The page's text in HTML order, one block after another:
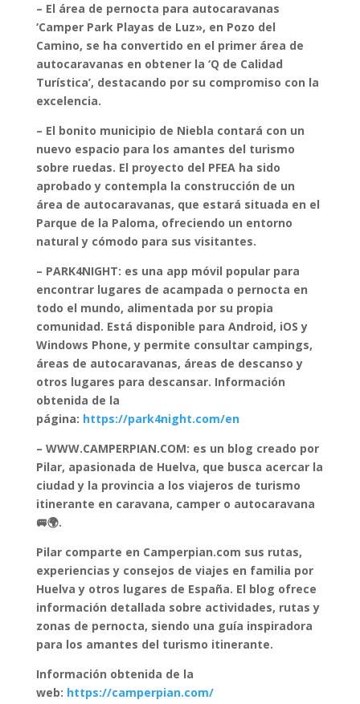
– El área de pernocta para autocaravanas
‘Camper Park Playas de Luz», en Pozo del
Camino, se ha convertido en el primer área de
autocaravanas en obtener la ‘Q de Calidad
Turística’, destacando por su compromiso con la
excelencia.
– El bonito municipio de Niebla contará con un
nuevo espacio para los amantes del turismo
sobre ruedas. El proyecto del PFEA ha sido
aprobado y contempla la construcción de un
área de autocaravanas, que estará situada en el
Parque de la Paloma, ofreciendo un entorno
natural y cómodo para sus visitantes.
– PARK4NIGHT: es una app móvil popular para
encontrar lugares de acampada o pernocta en
todo el mundo, alimentada por su propia
comunidad. Está disponible para Android, iOS y
Windows Phone, y permite consultar campings,
áreas de autocaravanas, áreas de descanso y
otros lugares para descansar. Información
obtenida de la
página: https://park4night.com/en
– WWW.CAMPERPIAN.COM: es un blog creado por
Pilar, apasionada de Huelva, que busca acercar la
ciudad y la provincia a los viajeros de turismo
itinerante en caravana, camper o autocaravana
🚐🌍.
Pilar comparte en Camperpian.com sus rutas,
experiencias y consejos de viajes en familia por
Huelva y otros lugares de España. El blog ofrece
información detallada sobre actividades, rutas y
zonas de pernocta, siendo una guía inspiradora
para los amantes del turismo itinerante.
Información obtenida de la
web: https://camperpian.com/